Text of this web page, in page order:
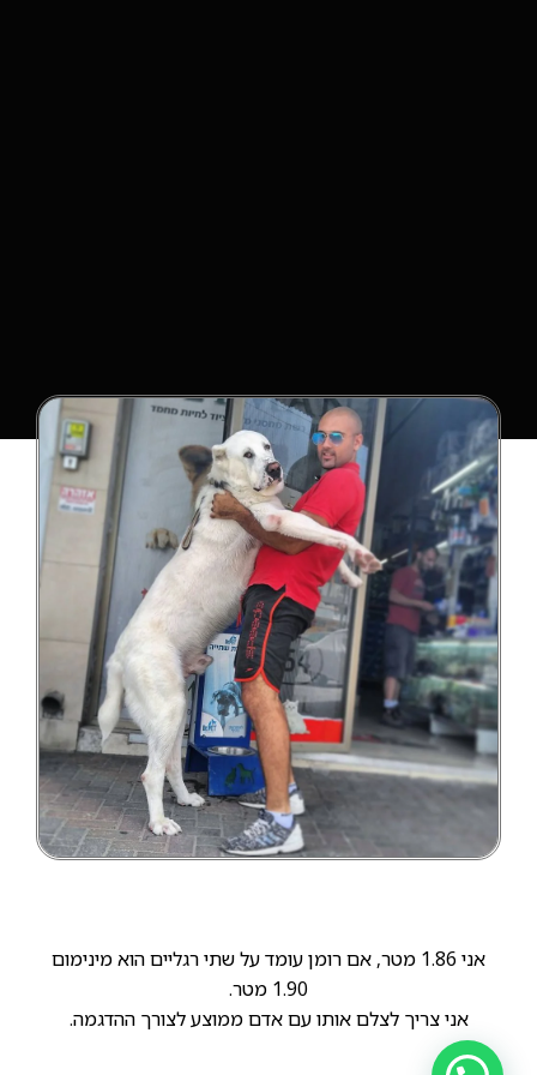
אני 1.86 מטר, אם רומן עומד על שתי רגליים הוא מינימום
1.90 מטר.
אני צריך לצלם אותו עם אדם ממוצע לצורך ההדגמה.